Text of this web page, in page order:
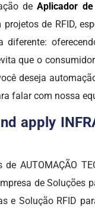
deAplicador
de RFID,
que o
deseja
falar com nossa
apply
AUTOMAÇÃO
de
e Solução RFID